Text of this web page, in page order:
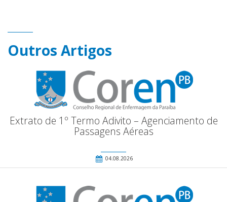
Outros Artigos
Extrato de 1º Termo Adivito – Agenciamento de
Passagens Aéreas
04.08.2026